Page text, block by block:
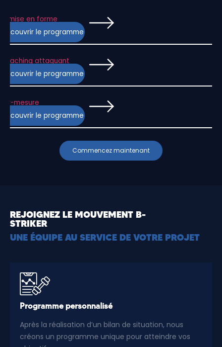
Remise en forme
Découvrir le programme
Coaching attaquant
Découvrir le programme
Sur-mesure
Découvrir le programme
Commencez maintenant
REJOIGNEZ LE MOUVEMENT B-
STRIKER
UNE ÉQUIPE AU SERVICE DE VOTRE PROJET
Programme personnalisé
Après la réalisation d’un bilan de situation, nous
créons un programme unique pour atteindre vos